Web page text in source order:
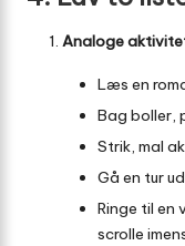
Analoge
Læs en
Bag boller,
Strik, mal
Gå en tur
Ringe til en
scrolle